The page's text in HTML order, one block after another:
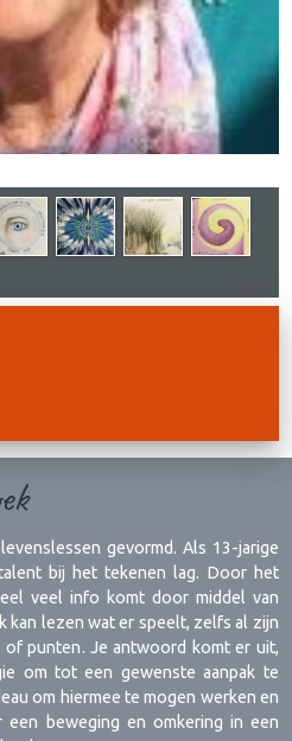
gevormd. Als 13-jarige
bij het tekenen lag. Door het
veel info komt door middel van
kan lezen wat er speelt, zelfs al zijn
of punten. Je antwoord komt er uit,
om tot een gewenste aanpak te
om hiermee te mogen werken en
beweging en omkering in een